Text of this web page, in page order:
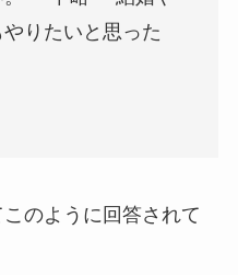
りたいと思った
のように回答されて